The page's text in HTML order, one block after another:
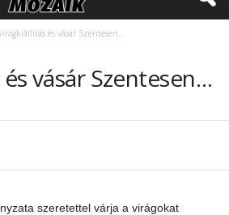
és vásár Szentesen…
vásár Szentesen…
szeretettel várja a virágokat